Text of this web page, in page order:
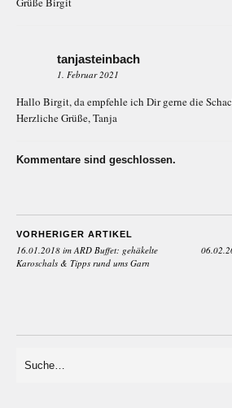
tanjasteinbach
1. Februar 2021
Hallo Birgit, da empfehle ich Dir gerne die
Herzliche Grüße, Tanja
Kommentare sind geschlossen.
VORHERIGER ARTIKEL
16.01.2018 im ARD Buffet: gehäkelte
Karoschals & Tipps rund ums Garn